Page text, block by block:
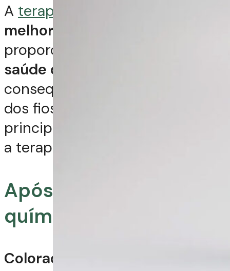
A terapia capilar
melhora estética.
proporciona a
saúde do couro cabeludo
consequentemente, a beleza
dos fios. Conheça algumas das
principais situações para indicar
a terapia capilar.
Após procedimentos
químicos agressivos
Colorações, descolorações e